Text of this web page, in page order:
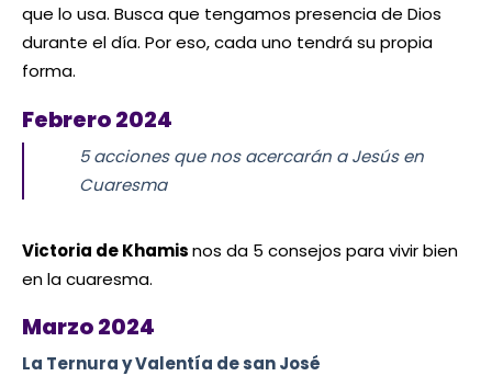
que lo usa. Busca que tengamos presencia de Dios
durante el día. Por eso, cada uno tendrá su propia
forma.
Febrero 2024
5 acciones que nos acercarán a Jesús en
Cuaresma
Victoria de Khamisnos da 5 consejos para vivir bien
en la cuaresma.
Marzo 2024
La Ternura y Valentía de san José